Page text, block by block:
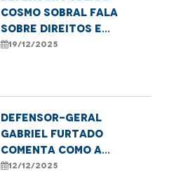
Cosmo Sobral fala
sobre direitos e
desafios das pessoas
19/12/2025
Defensor-geral
Gabriel Furtado
comenta como a
Defensoria Pública
12/12/2025